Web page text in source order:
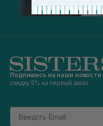
Подпишись на наши новости
скидку 5% на первый заказ
Email